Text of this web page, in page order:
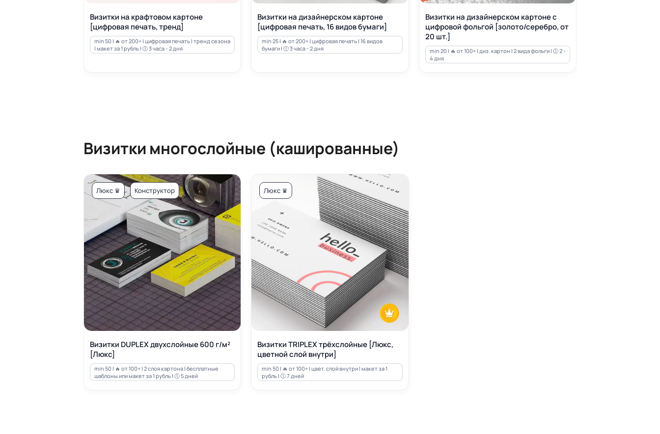
Визитки на крафтовом картоне
[цифровая печать, тренд]
min 50 | 🔥 от 200+ | цифровая печать | тренд сезона
| макет за 1 рубль | 🕔 3 часа - 2 дня
Визитки на дизайнерском картоне
[цифровая печать, 16 видов бумаги]
min 25 | 🔥 от 200+ | цифровая печать | 16 видов
бумаги | 🕔 3 часа - 2 дня
Визитки на дизайнерском картоне с
цифровой фольгой [золото/серебро, от
20 шт.]
min 20 | 🔥 от 100+ | диз. картон | 2 вида фольги | 🕔 2 -
4 дня
Визитки многослойные (кашированные)
Люкс ♛ Конструктор
Визитки DUPLEX двухслойные 600 г/м²
[Люкс]
min 50 | 🔥 от 100+ | 2 слоя картона | бесплатные
шаблоны или макет за 1 рубль | 🕔 5 дней
Люкс ♛
Визитки TRIPLEX трёхслойные [Люкс,
цветной слой внутри]
min 50 | 🔥 от 100+ | цвет. слой внутри | макет за 1
рубль | 🕔 7 дней